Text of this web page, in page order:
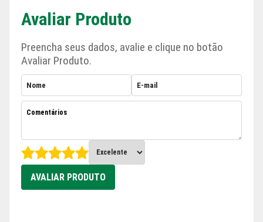
Avaliar Produto
Preencha seus dados, avalie e clique no botão
Avaliar Produto.
AVALIAR PRODUTO